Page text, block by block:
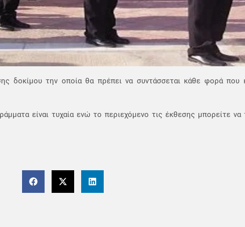
δοκίμου την οποία θα πρέπει να συντάσσεται κάθε φορά που
είναι τυχαία ενώ το περιεχόμενο τις έκθεσης μπορείτε να